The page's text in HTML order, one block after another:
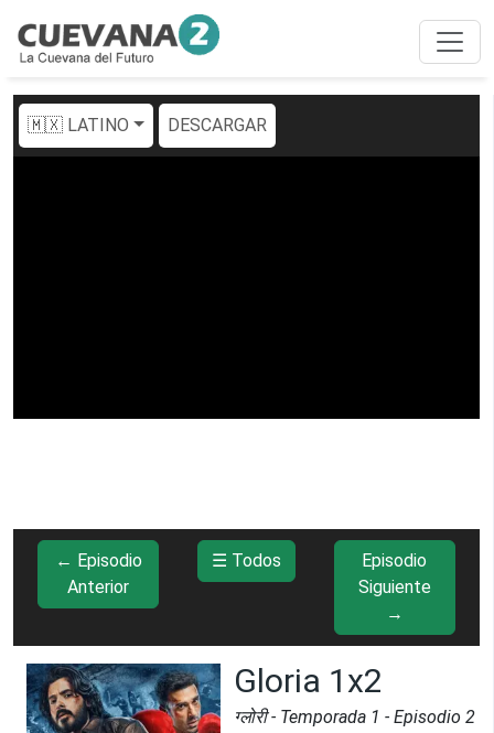
🇲🇽 LATINO DESCARGAR
← Episodio
Anterior
☰ Todos
Episodio
Siguiente
→
Gloria 1x2
ग्लोरी- Temporada 1 - Episodio 2